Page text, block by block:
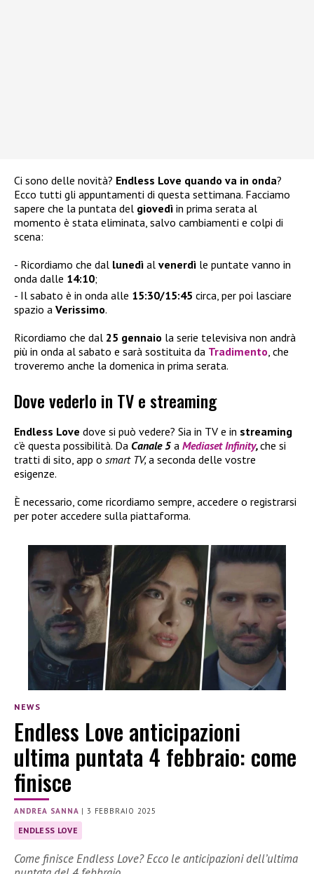
Ci sono delle novità? Endless Love quando va in onda?
Ecco tutti gli appuntamenti di questa settimana. Facciamo
sapere che la puntata del giovedì in prima serata al
momento è stata eliminata, salvo cambiamenti e colpi di
scena:
Ricordiamo che dal lunedì al venerdì le puntate vanno in
onda dalle 14:10;
Il sabato è in onda alle 15:30/15:45 circa, per poi lasciare
spazio a Verissimo.
Ricordiamo che dal 25 gennaio la serie televisiva non andrà
più in onda al sabato e sarà sostituita da Tradimento , che
troveremo anche la domenica in prima serata.
Dove vederlo in TV e streaming
Endless Love dove si può vedere? Sia in TV e in streaming
c’è questa possibilità. Da Canale 5 a Mediaset Infinity,che si
tratti di sito, app o smart TV,a seconda delle vostre
esigenze.
È necessario, come ricordiamo sempre, accedere o registrarsi
per poter accedere sulla piattaforma.
NEWS
Endless Love anticipazioni
ultima puntata 4 febbraio: come
finisce
ANDREA SANNA |3 FEBBRAIO 2025
ENDLESS LOVE
Come finisce Endless Love? Ecco le anticipazioni dell’ultima